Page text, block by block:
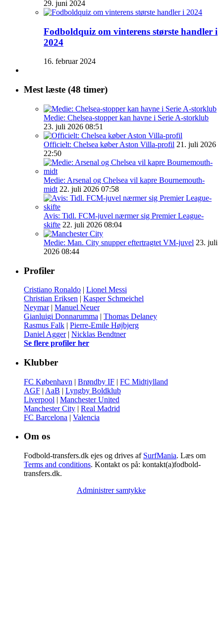
29. juni 2024
Fodboldquiz om vinterens største handler i
2024
16. februar 2024
Mest læste (48 timer)
Medie: Chelsea-stopper kan havne i Serie A-storklub
23. juli 2026 08:51
Officielt: Chelsea køber Aston Villa-profil 21. juli 2026
22:50
Medie: Arsenal og Chelsea vil kapre Bournemouth-
midt 22. juli 2026 07:58
Avis: Tidl. FCM-juvel nærmer sig Premier League-
skifte 22. juli 2026 08:04
Medie: Man. City snupper eftertragtet VM-juvel 23. juli
2026 08:44
Profiler
Cristiano Ronaldo | Lionel Messi
Christian Eriksen | Kasper Schmeichel
Neymar| Manuel Neuer
Gianluigi Donnarumma | Thomas Delaney
Rasmus Falk | Pierre-Emile Højbjerg
Daniel Agger| Nicklas Bendtner
Se flere profiler her
Klubber
FC København | Brøndby IF | FC Midtjylland
AGF | AaB | Lyngby Boldklub
Liverpool | Manchester United
Manchester City | Real Madrid
FC Barcelona | Valencia
Om os
Fodbold-transfers.dk ejes og drives af SurfMania. Læs om
Terms and conditions. Kontakt os på: kontakt(a)fodbold-
transfers.dk.
Administrer samtykke